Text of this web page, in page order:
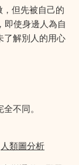
但先被自己的
即使身邊人為自
了解別人的用心
不同。
人類圖分析